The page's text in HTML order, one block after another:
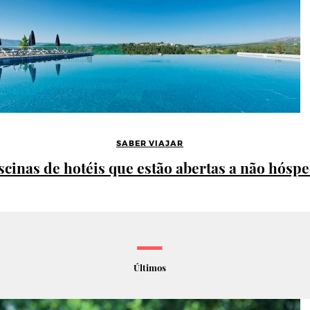
SABER VIAJAR
de hotéis que estão abertas a não
Últimos